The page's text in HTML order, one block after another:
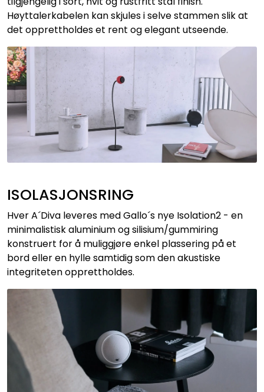
Høyttalerkabelen kan skjules i selve stammen slik at
det opprettholdes et rent og elegant utseende.
ISOLASJONSRING
Hver A´Diva leveres med Gallo´s nye Isolation2 - en
minimalistisk aluminium og silisium/gummiring
konstruert for å muliggjøre enkel plassering på et
bord eller en hylle samtidig som den akustiske
integriteten opprettholdes.